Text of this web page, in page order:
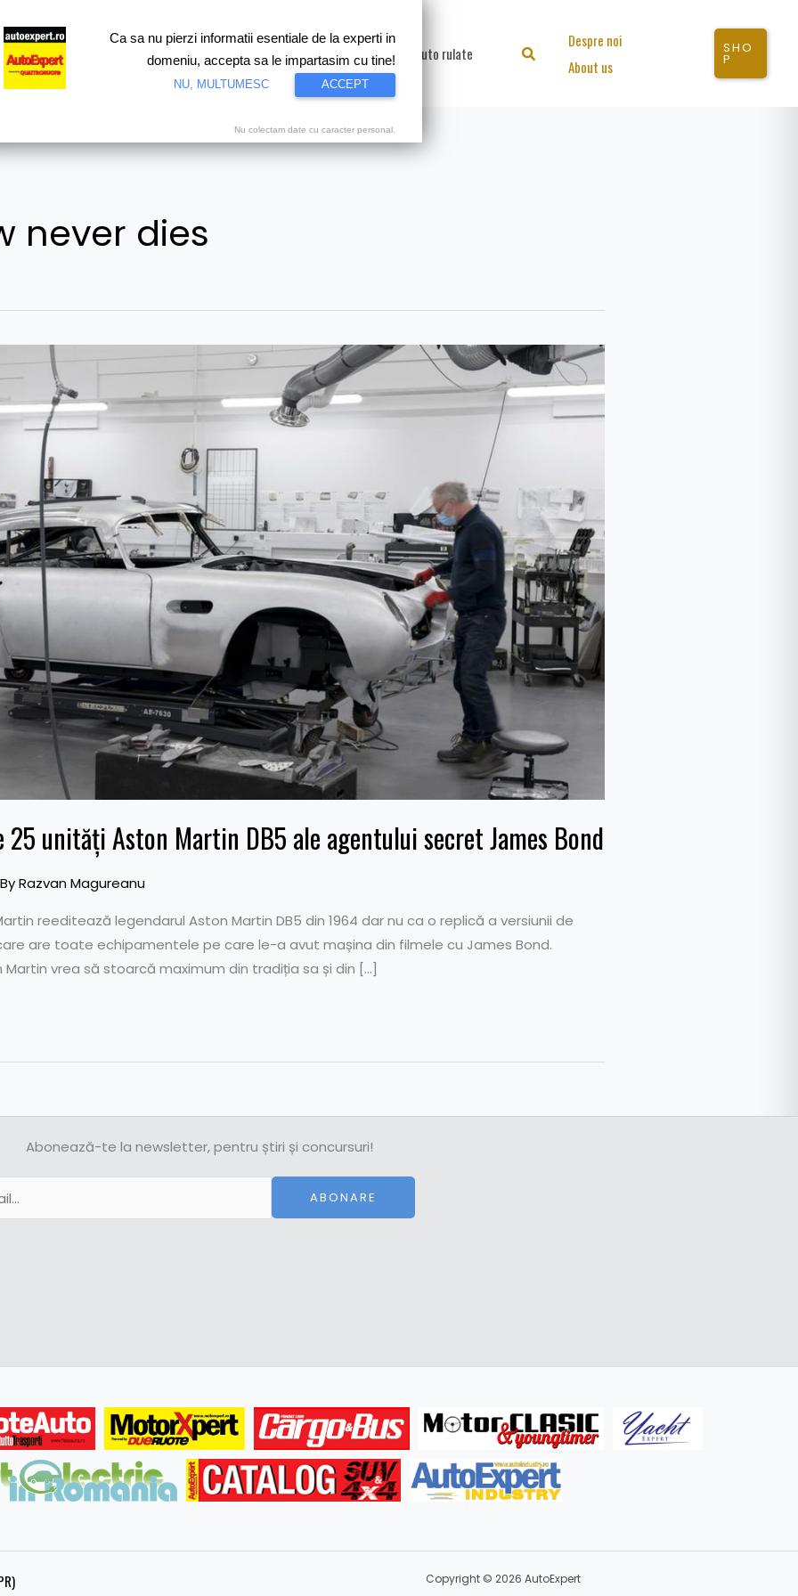
Test drive Motorsport Proiecte speciale Video Auto rulate Search
Despre noi
About us
SHO
P
never dies
unități Aston Martin DB5 ale agentului secret James Bond
Razvan Magureanu
reeditează legendarul Aston Martin DB5 din 1964 dar nu ca o replică a versiunii de
are toate echipamentele pe care le-a avut mașina din filmele cu James Bond.
vrea să stoarcă maximum din tradiția sa și din […]
Abonează-te la newsletter, pentru știri și concursuri!
ABONARE
Copyright © 2026 AutoExpert
Ca sa nu pierzi informatii esentiale de la experti in
domeniu, accepta sa le impartasim cu tine!
NU, MULTUMESC ACCEPT
Nu colectam date cu caracter personal.